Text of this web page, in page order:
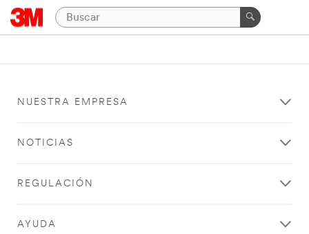
NUESTRA EMPRESA
NOTICIAS
REGULACIÓN
AYUDA